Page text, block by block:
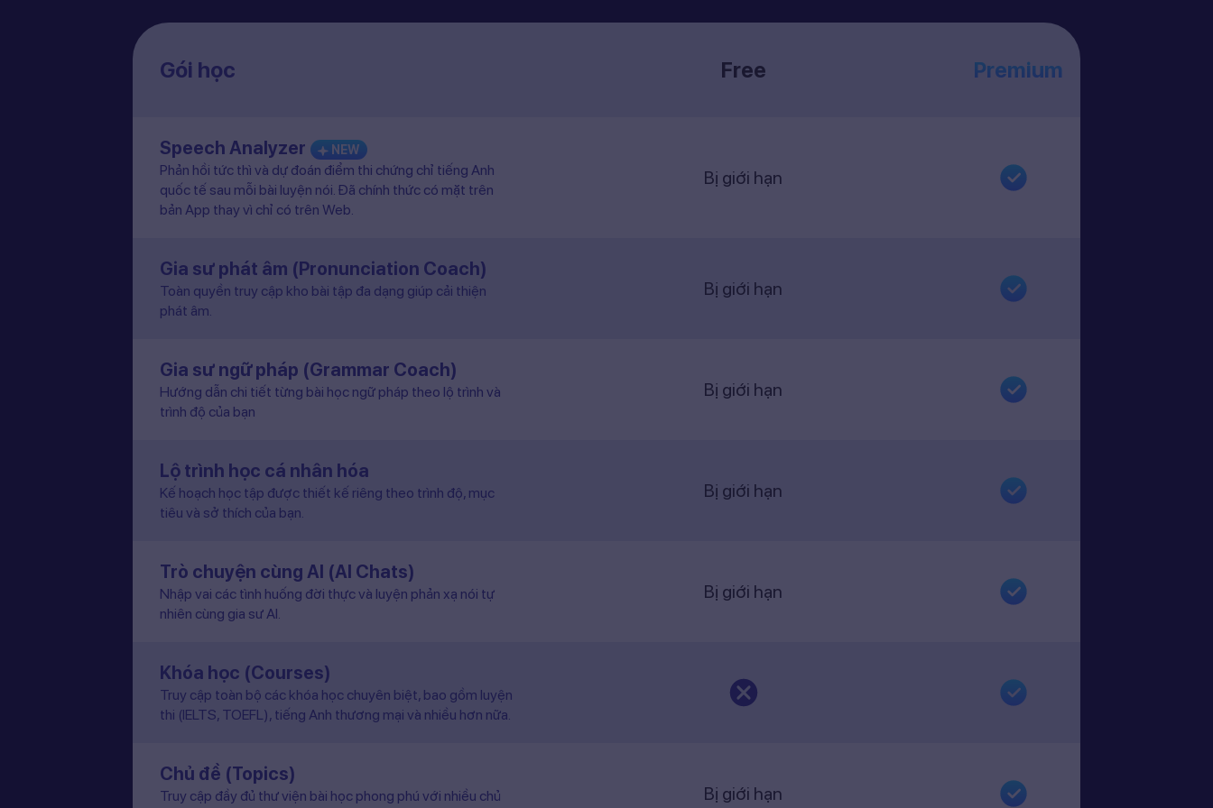
Gói học Free Premium
Speech Analyzer NEW
Phản hồi tức thì và dự đoán điểm thi chứng chỉ tiếng Anh
quốc tế sau mỗi bài luyện nói. Đã chính thức có mặt trên
bản App thay vì chỉ có trên Web.
Bị giới hạn
Gia sư phát âm (Pronunciation Coach)
Toàn quyền truy cập kho bài tập đa dạng giúp cải thiện
phát âm.
Bị giới hạn
Gia sư ngữ pháp (Grammar Coach)
Hướng dẫn chi tiết từng bài học ngữ pháp theo lộ trình và
trình độ của bạn
Bị giới hạn
Lộ trình học cá nhân hóa
Kế hoạch học tập được thiết kế riêng theo trình độ, mục
tiêu và sở thích của bạn.
Bị giới hạn
Trò chuyện cùng AI (AI Chats)
Nhập vai các tình huống đời thực và luyện phản xạ nói tự
nhiên cùng gia sư AI.
Bị giới hạn
Khóa học (Courses)
Truy cập toàn bộ các khóa học chuyên biệt, bao gồm luyện
thi (IELTS, TOEFL), tiếng Anh thương mại và nhiều hơn nữa.
Chủ đề (Topics)
Truy cập đầy đủ thư viện bài học phong phú với nhiều chủ
Bị giới hạn